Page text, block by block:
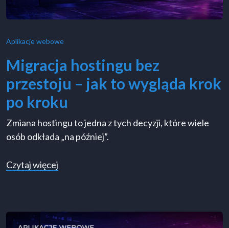
Aplikacje webowe
Migracja hostingu bez
przestoju – jak to wygląda krok
po kroku
Zmiana hostingu to jedna z tych decyzji, które wiele
osób odkłada „na później”.
Czytaj więcej